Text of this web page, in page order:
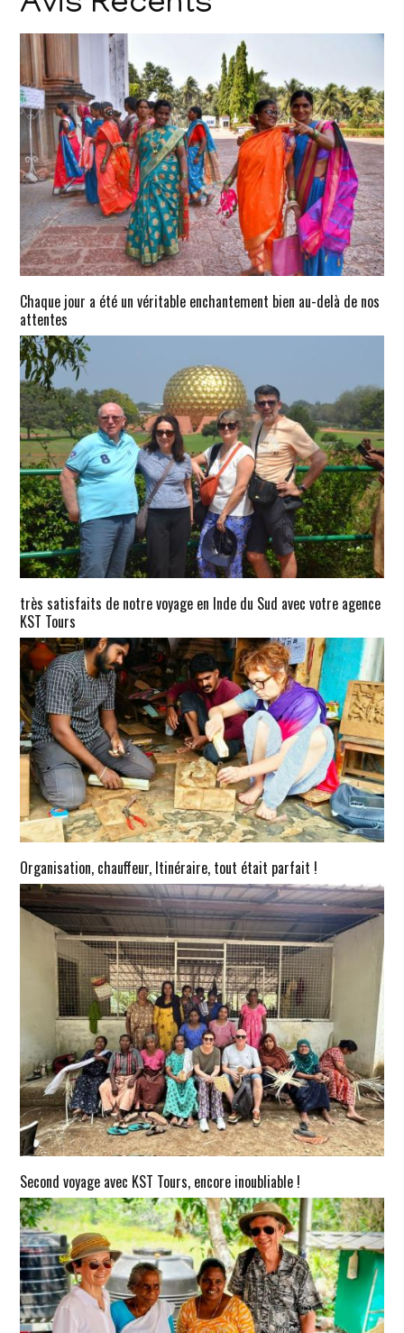
Chaque jour a été un véritable enchantement bien au-delà de nos
attentes
très satisfaits de notre voyage en Inde du Sud avec votre agence
KST Tours
Organisation, chauffeur, Itinéraire, tout était parfait !
Second voyage avec KST Tours, encore inoubliable !